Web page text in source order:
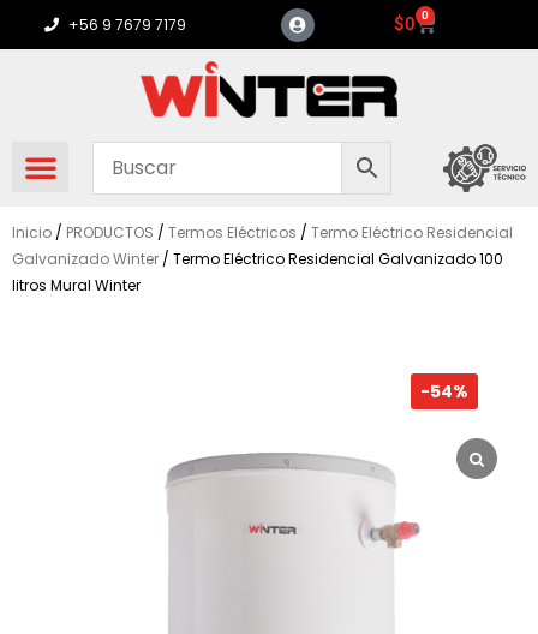
+56 9 7679 7179 $0 0
Carrito
Inicio / PRODUCTOS / Termos Eléctricos / Termo Eléctrico Residencial
Galvanizado Winter / Termo Eléctrico Residencial Galvanizado 100
litros Mural Winter
-54%